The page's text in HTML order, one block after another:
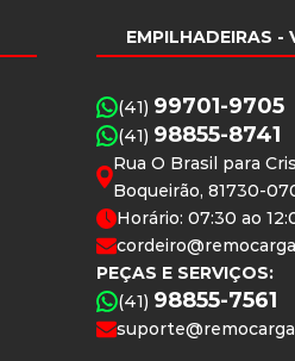
EMPILHADEIRAS -
(41) 99701-9705
(41) 98855-8741
Rua O Brasil para
Boqueirão, 81730-
Horário: 07:30 ao
PEÇAS E SERVIÇOS:
(41) 98855-7561